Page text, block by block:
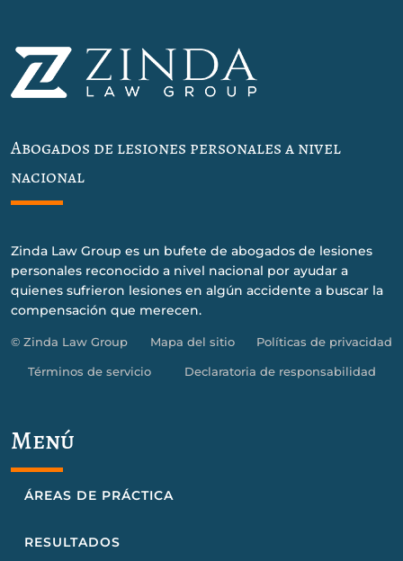
Abogados de lesiones personales a nivel
nacional
Zinda Law Group es un bufete de abogados de lesiones
personales reconocido a nivel nacional por ayudar a
quienes sufrieron lesiones en algún accidente a buscar la
compensación que merecen.
© Zinda Law Group Mapa del sitio Políticas de privacidad
Términos de servicio Declaratoria de responsabilidad
Menú
ÁREAS DE PRÁCTICA
RESULTADOS